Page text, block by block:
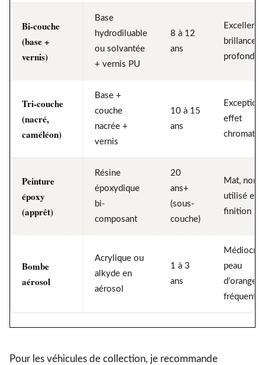
Bi-couche
(base +
vernis)
Base
hydrodiluable
ou solvantée
+ vernis PU
8 à 12
ans
Excellent,
brillance
profonde
Tri-couche
(nacré,
caméléon)
Base +
couche
nacrée +
vernis
10 à 15
ans
effet
Peinture
époxy
(apprêt)
Résine
époxydique
bi-
composant
20
ans+
(sous-
couche)
Mat, non
utilisé en
finition
Bombe
aérosol
Acrylique ou
alkyde en
aérosol
1 à 3
ans
Médiocre,
peau
d’orange
fréquente
Pour les véhicules de collection, je recommande